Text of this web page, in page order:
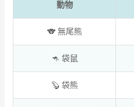
動物
🐨 無尾熊
🦘 袋鼠
🦫 袋熊